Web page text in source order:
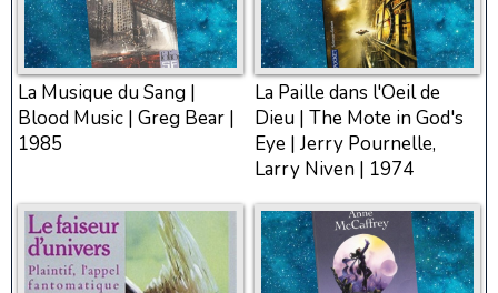
La Musique du Sang |
Blood Music | Greg Bear |
1985
La Paille dans l'Oeil de
Dieu | The Mote in God's
Eye | Jerry Pournelle,
Larry Niven | 1974